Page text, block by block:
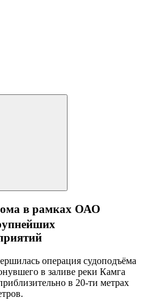
в рамках ОАО
операция судоподъёма
в заливе реки Камга
в 20-ти метрах